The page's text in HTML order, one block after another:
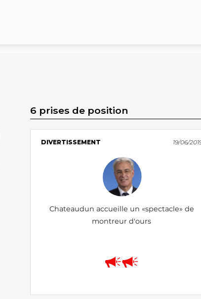
6 prises de position
DIVERTISSEMENT 19/06/
Chateaudun accueille un «spectacle» de
montreur d'ours